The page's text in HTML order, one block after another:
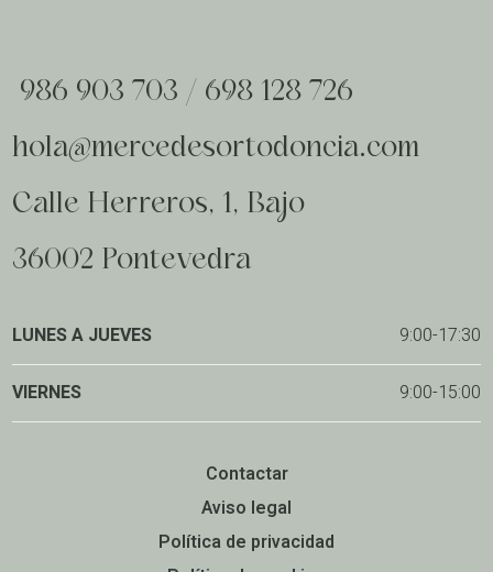
986 903 703 / 698 128 726
hola@mercedesortodoncia.com
Calle Herreros, 1, Bajo
36002 Pontevedra
LUNES A JUEVES 9:00-17:30
VIERNES 9:00-15:00
Contactar
Aviso legal
Política de privacidad